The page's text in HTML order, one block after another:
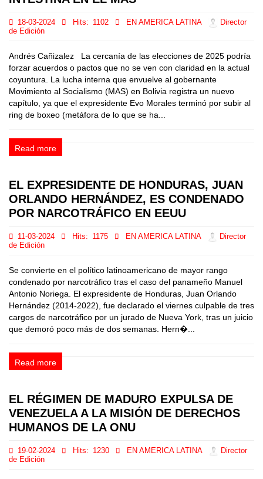
18-03-2024 Hits: 1102 EN AMERICA LATINA
Director
de Edición
Andrés Cañizalez La cercanía de las elecciones de 2025 podría
forzar acuerdos o pactos que no se ven con claridad en la actual
coyuntura. La lucha interna que envuelve al gobernante
Movimiento al Socialismo (MAS) en Bolivia registra un nuevo
capítulo, ya que el expresidente Evo Morales terminó por subir al
ring de boxeo (metáfora de lo que se ha...
Read more
EL EXPRESIDENTE DE HONDURAS, JUAN
ORLANDO HERNÁNDEZ, ES CONDENADO
POR NARCOTRÁFICO EN EEUU
11-03-2024 Hits: 1175 EN AMERICA LATINA
Director
de Edición
Se convierte en el político latinoamericano de mayor rango
condenado por narcotráfico tras el caso del panameño Manuel
Antonio Noriega. El expresidente de Honduras, Juan Orlando
Hernández (2014-2022), fue declarado el viernes culpable de tres
cargos de narcotráfico por un jurado de Nueva York, tras un juicio
que demoró poco más de dos semanas. Hern�...
Read more
EL RÉGIMEN DE MADURO EXPULSA DE
VENEZUELA A LA MISIÓN DE DERECHOS
HUMANOS DE LA ONU
19-02-2024 Hits: 1230 EN AMERICA LATINA
Director
de Edición